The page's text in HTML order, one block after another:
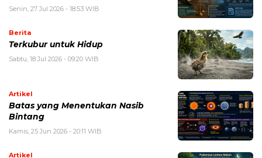
Senin, 27 Jul 2026 - 18:53 WIB
Berita
Terkubur untuk Hidup
Sabtu, 18 Jul 2026 - 09:20 WIB
Artikel
Batas yang Menentukan Nasib
Bintang
Kamis, 25 Jun 2026 - 20:11 WIB
Artikel